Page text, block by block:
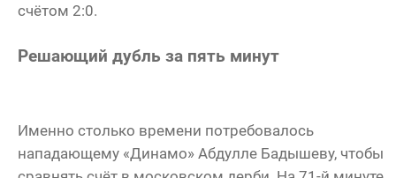
счётом 2:0.
Решающий дубль за пять минут
Именно столько времени потребовалось
нападающему «Динамо» Абдулле Бадышеву, чтобы